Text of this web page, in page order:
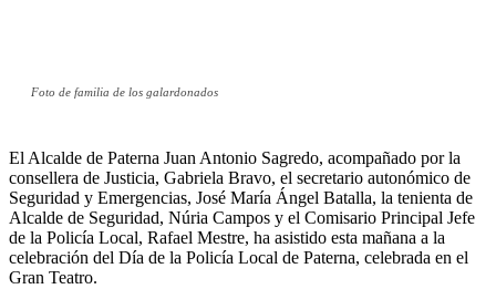
Foto de familia de los galardonados
El Alcalde de Paterna Juan Antonio Sagredo, acompañado por la
consellera de Justicia, Gabriela Bravo, el secretario autonómico de
Seguridad y Emergencias, José María Ángel Batalla, la tenienta de
Alcalde de Seguridad, Núria Campos y el Comisario Principal Jefe
de la Policía Local, Rafael Mestre, ha asistido esta mañana a la
celebración del Día de la Policía Local de Paterna, celebrada en el
Gran Teatro.